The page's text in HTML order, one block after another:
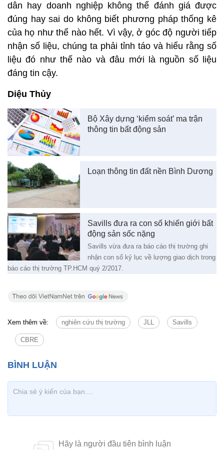
dân hay doanh nghiệp không thể đánh giá được
đúng hay sai do không biết phương pháp thống kê
của họ như thế nào hết. Vì vậy, ở góc độ người tiếp
nhận số liệu, chúng ta phải tỉnh táo và hiểu rằng số
liệu đó như thế nào và đâu mới là nguồn số liệu
đáng tin cậy.
Diệu Thủy
Bộ Xây dựng ‘kiểm soát’ ma trận
thông tin bất động sản
Loạn thông tin đất nền Bình Dương
Savills đưa ra con số khiến giới bất
động sản sốc nặng
Savills vừa đưa ra báo cáo thị trường ghi
nhận con số kỷ lục về lượng giao dịch trong
báo cáo thị trường TP.HCM quý 2/2017.
Xem thêm về: nghiên cứu thị trường JLL Savills
CBRE